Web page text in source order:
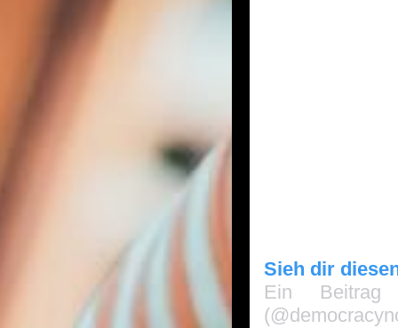
Sieh dir
Ein Beitrag